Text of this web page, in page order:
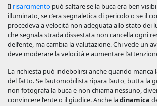
Il risarcimento può saltare se la buca era ben
illuminato, se c’era segnaletica di pericolo o se il
procedeva a velocità non adeguata allo stato dei
che segnala strada dissestata non cancella ogni
dell’ente, ma cambia la valutazione. Chi vede un
deve moderare la velocità e aumentare
La richiesta può indebolirsi anche quando manca
del fatto. Se l’automobilista ripara l’auto, butta la
non fotografa la buca e non chiama nessuno,
convincere l’ente o il giudice. Anche ladinamica